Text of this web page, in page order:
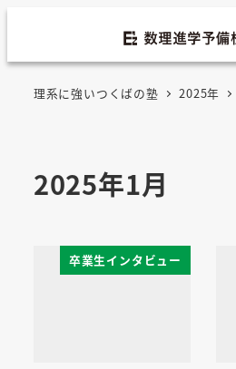
理系に強いつくばの塾 2025年
2025年1月
卒業生インタビュー